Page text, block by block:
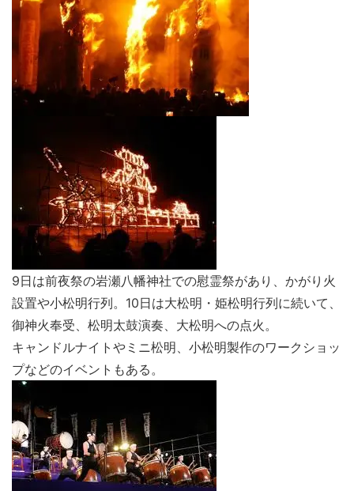
9日は前夜祭の岩瀬八幡神社での慰霊祭があり、かがり火
設置や小松明行列。10日は大松明・姫松明行列に続いて、
御神火奉受、松明太鼓演奏、大松明への点火。
キャンドルナイトやミニ松明、小松明製作のワークショッ
プなどのイベントもある。